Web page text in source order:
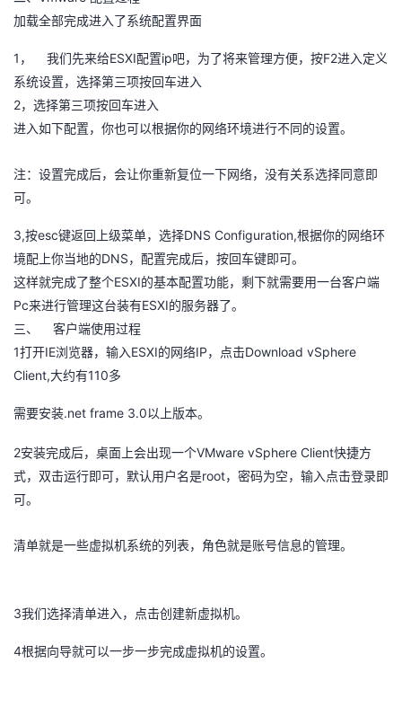
加载全部完成进入了系统配置界面
1 ， 我们先来给ESXI配置ip吧，为了将来管理方便，按F2进入定义
系统设置，选择第三项按回车进入
2，选择第三项按回车进入
进入如下配置，你也可以根据你的网络环境进行不同的设置。
注：设置完成后，会让你重新复位一下网络，没有关系选择同意即
可。
3,按esc键返回上级菜单，选择DNS Configuration,根据你的网络环
境配上你当地的DNS ，配置完成后，按回车键即可。
这样就完成了整个ESXI的基本配置功能，剩下就需要用一台客户端
Pc来进行管理这台装有ESXI的服务器了。
三、
客户端使用过程
1打开IE浏览器，输入ESXI的网络IP ，点击Download vSphere
Client,大约有110多
需要安装.net frame 3.0以上版本。
2安装完成后，桌面上会出现一个VMware vSphere Client快捷方
式，双击运行即可，默认用户名是root，密码为空，输入点击登录即
可。
清单就是一些虚拟机系统的列表，角色就是账号信息的管理。
3我们选择清单进入，点击创建新虚拟机。
4根据向导就可以一步一步完成虚拟机的设置。